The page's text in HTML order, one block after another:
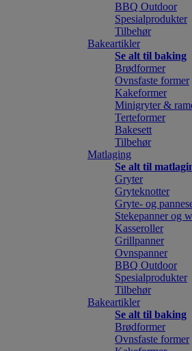
BBQ Outdoor
Spesialprodukter
Tilbehør
Bakeartikler
Se alt til baking
Brødformer
Ovnsfaste former
Kakeformer
Minigryter &
Terteformer
Bakesett
Tilbehør
Matlaging
Se alt til
Gryter
Gryteknotter
Gryte- og
Stekepanner og
Kasseroller
Grillpanner
Ovnspanner
BBQ Outdoor
Spesialprodukter
Tilbehør
Bakeartikler
Se alt til baking
Brødformer
Ovnsfaste former